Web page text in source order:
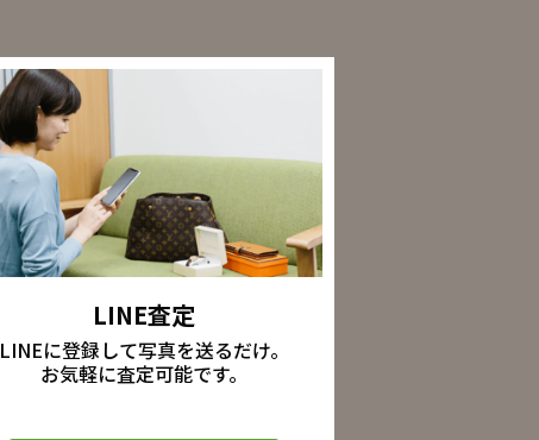
LINE査定
LINEに登録して写真を送るだけ。
お気軽に査定可能です。